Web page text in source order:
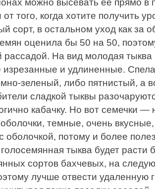
можно высевать ее прямо в
того, когда хотите получить
сорт, в остальном уход как за
оценила бы 50 на 50,
На вид молодая тыква
и удлиненные.
зеленый, либо пятнистый, а
сладкой тыквы
кабачку. Но вот семечки
темные, очень
оболочкой, потому и более
тыква будет расти
сортов бахчевых, на
лучше отвести удаленную